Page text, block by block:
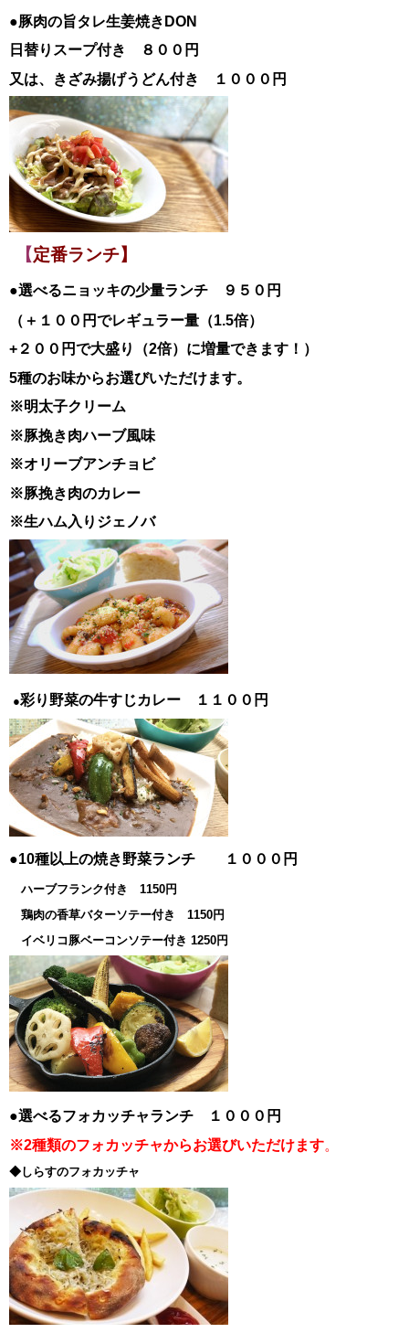
●豚肉の旨タレ生姜焼き DON
日替りスープ付き ８００円
又は、きざみ揚げうどん付き １０００円
【定番ランチ】
●選べるニョッキの少量ランチ ９５０円
（＋１００円でレギュラー量（1.5倍）
+２００円で大盛り（2倍）に増量できます！）
5種のお味からお選びいただけます。
※明太子クリーム
※豚挽き肉ハーブ風味
※オリーブアンチョビ
※豚挽き肉のカレー
※生ハム入りジェノバ
●彩り野菜の牛すじカレー １１００円
●10種以上の焼き野菜ランチ １０００円
ハーブフランク付き 1150円
鶏肉の香草バターソテー付き 1150円
イベリコ豚ベーコンソテー付き 1250円
●選べるフォカッチャランチ １０００円
※2種類のフォカッチャからお選びいただけます。
◆しらすのフォカッチャ